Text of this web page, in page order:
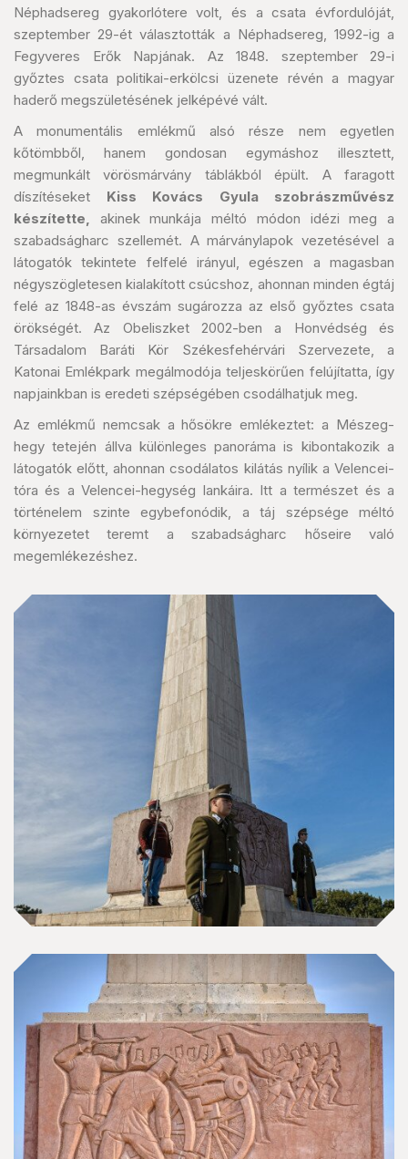
Néphadsereg gyakorlótere volt, és a csata évfordulóját,
szeptember 29-ét választották a Néphadsereg, 1992-ig a
Fegyveres Erők Napjának. Az 1848. szeptember 29-i
győztes csata politikai-erkölcsi üzenete révén a magyar
haderő megszületésének jelképévé vált.
A monumentális emlékmű alsó része nem egyetlen
kőtömbből, hanem gondosan egymáshoz illesztett,
megmunkált vörösmárvány táblákból épült. A faragott
díszítéseket Kiss Kovács Gyula szobrászművész
készítette, akinek munkája méltó módon idézi meg a
szabadságharc szellemét. A márványlapok vezetésével a
látogatók tekintete felfelé irányul, egészen a magasban
négyszögletesen kialakított csúcshoz, ahonnan minden égtáj
felé az 1848-as évszám sugározza az első győztes csata
örökségét. Az Obeliszket 2002-ben a Honvédség és
Társadalom Baráti Kör Székesfehérvári Szervezete, a
Katonai Emlékpark megálmodója teljeskörűen felújítatta, így
napjainkban is eredeti szépségében csodálhatjuk meg.
Az emlékmű nemcsak a hősökre emlékeztet: a Mészeg-
hegy tetején állva különleges panoráma is kibontakozik a
látogatók előtt, ahonnan csodálatos kilátás nyílik a Velencei-
tóra és a Velencei-hegység lankáira. Itt a természet és a
történelem szinte egybefonódik, a táj szépsége méltó
környezetet teremt a szabadságharc hőseire való
megemlékezéshez.